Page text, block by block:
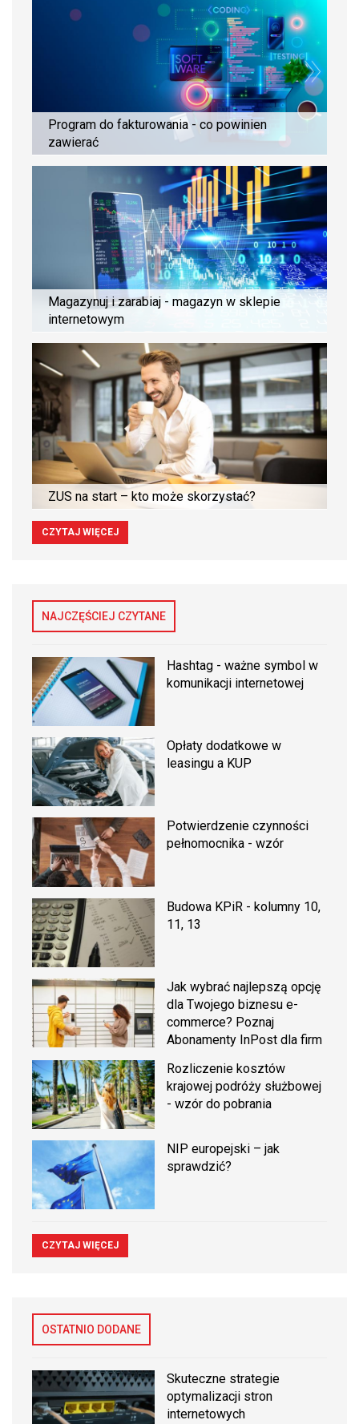
Program do fakturowania - co powinien
zawierać
Magazynuj i zarabiaj - magazyn w sklepie
internetowym
ZUS na start – kto może skorzystać?
CZYTAJ WIĘCEJ
NAJCZĘŚCIEJ CZYTANE
Hashtag - ważne symbol w
komunikacji internetowej
Opłaty dodatkowe w
leasingu a KUP
Potwierdzenie czynności
pełnomocnika - wzór
Budowa KPiR - kolumny 10,
11, 13
Jak wybrać najlepszą opcję
dla Twojego biznesu e-
commerce? Poznaj
Abonamenty InPost dla firm
Rozliczenie kosztów
krajowej podróży służbowej
- wzór do pobrania
NIP europejski – jak
sprawdzić?
CZYTAJ WIĘCEJ
OSTATNIO DODANE
Skuteczne strategie
optymalizacji stron
internetowych